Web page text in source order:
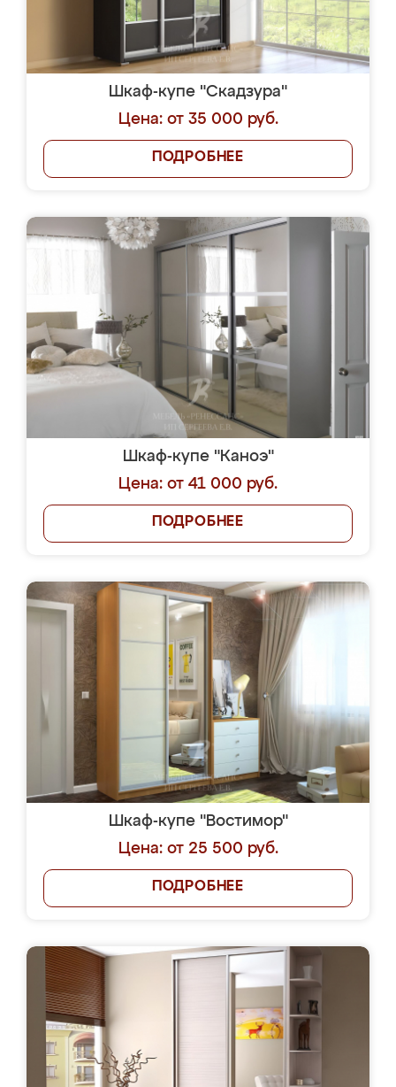
Шкаф-купе "Скадзура"
Цена: от 35 000 руб.
ПОДРОБНЕЕ
Шкаф-купе "Каноэ"
Цена: от 41 000 руб.
ПОДРОБНЕЕ
Шкаф-купе "Востимор"
Цена: от 25 500 руб.
ПОДРОБНЕЕ